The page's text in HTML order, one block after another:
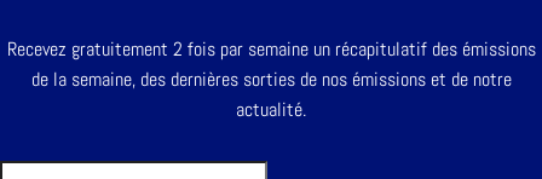
Recevez gratuitement 2 fois par semaine un récapitulatif des émissions
de la semaine, des dernières sorties de nos émissions et de notre
actualité.